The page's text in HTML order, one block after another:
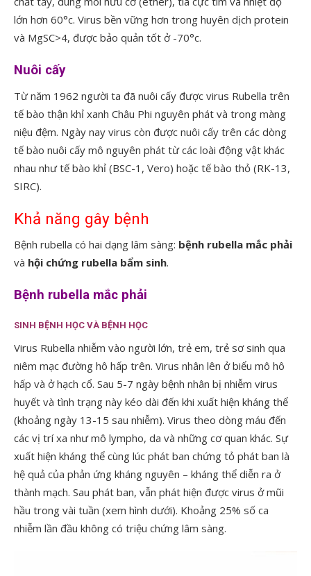
lớn hơn 60°c. Virus bền vững hơn trong huyên dịch protein
và MgSC>4, được bảo quản tốt ở -70°c.
Nuôi cấy
Từ năm 1962 người ta đã nuôi cấy được virus Rubella trên
tế bào thận khỉ xanh Châu Phi nguyên phát và trong màng
niệu đệm. Ngày nay virus còn được nuôi cấy trên các dòng
tế bào nuôi cấy mô nguyên phát từ các loài động vật khác
nhau như tế bào khỉ (BSC-1, Vero) hoặc tế bào thỏ (RK-13,
SIRC).
Khả năng gây bệnh
Bệnh rubella có hai dạng lâm sàng: bệnh rubella mắc phải
và hội chứng rubella bẩm sinh.
Bệnh rubella mắc phải
SINH BỆNH HỌC VÀ BỆNH HỌC
Virus Rubella nhiễm vào người lớn, trẻ em, trẻ sơ sinh qua
niêm mạc đường hô hấp trên. Virus nhân lên ở biểu mô hô
hấp và ở hạch cổ. Sau 5-7 ngày bệnh nhân bị nhiễm virus
huyết và tình trạng này kéo dài đến khi xuất hiện kháng thể
(khoảng ngày 13-15 sau nhiễm). Virus theo dòng máu đến
các vị trí xa như mô lympho, da và những cơ quan khác. Sự
xuất hiện kháng thể cùng lúc phát ban chứng tỏ phát ban là
hệ quả của phản ứng kháng nguyên – kháng thể diễn ra ở
thành mạch. Sau phát ban, vẫn phát hiện được virus ở mũi
hầu trong vài tuần (xem hình dưới). Khoảng 25% số ca
nhiễm lần đầu không có triệu chứng lâm sàng.